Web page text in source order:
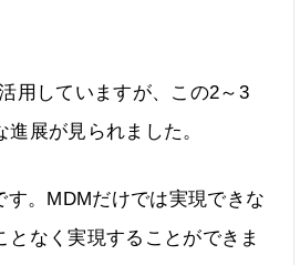
用していますが、この2～3
展が見られました。
。MDMだけでは実現できな
なく実現することができま